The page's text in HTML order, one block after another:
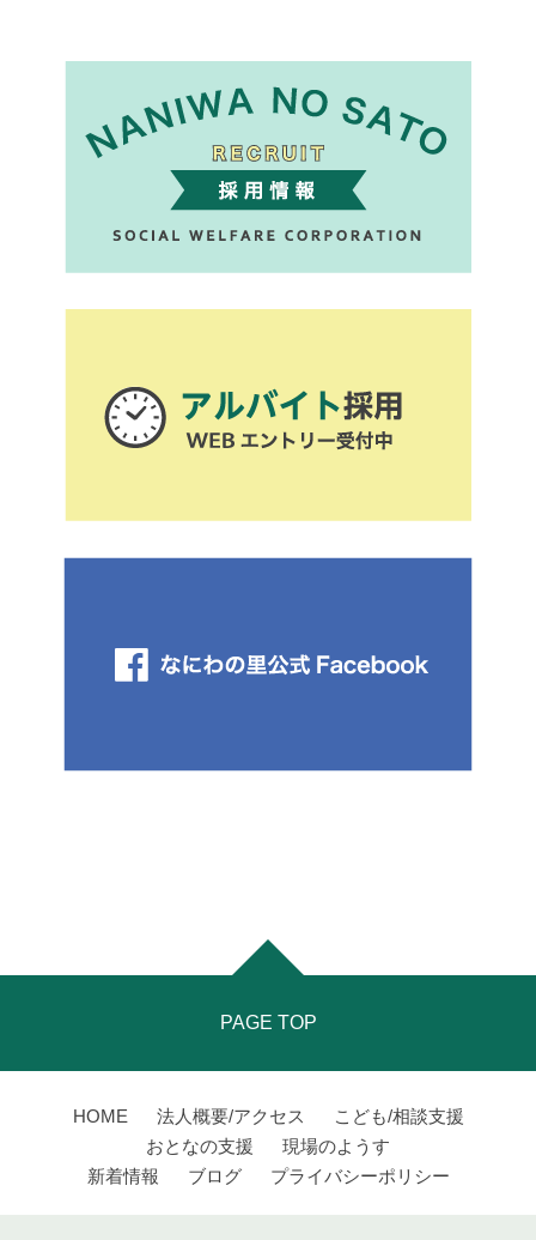
PAGE TOP
HOME 法人概要/アクセス
こども/相談支援
おとなの支援
現場のようす
新着情報
ブログ プライバシーポリシー